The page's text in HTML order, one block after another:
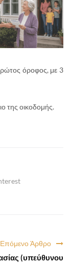
όροφος, με 3
της οικοδομής.
Επόμενο Άρθρο
(υπεύθυνου